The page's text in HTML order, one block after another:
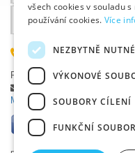
Proč si zvolit právě nás
585 051 217
Plzeňská 868, 783 91 Uničov,
Položit dotaz
Máte problémy s přihlášením ?
všech cookies v souladu
používání cookies. Více
NEZBYTNĚ
VÝKONOVÉ
SOUBORY CÍLENÍ
FUNKČNÍ